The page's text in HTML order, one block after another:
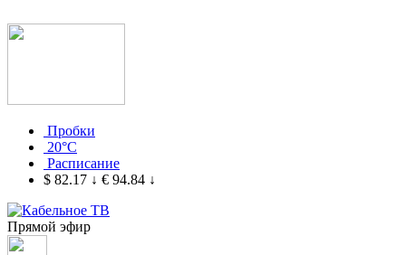
Пробки
20°C
Расписание
$ 82.17 ↓ € 94.84 ↓
Прямой эфир